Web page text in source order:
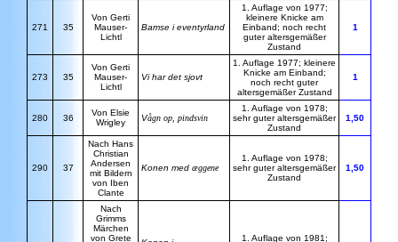
271 35
Von Gerti
Mauser-
Lichtl
Bamse i eventyrland
1. Auflage von 1977;
kleinere Knicke am
Einband; noch recht
guter altersgemäßer
Zustand
1
273 35
Von Gerti
Mauser-
Lichtl
Vi har det sjovt
1. Auflage 1977; kleinere
Knicke am Einband;
noch recht guter
altersgemäßer Zustand
1
280 36
Von Elsie
Wrigley
Vågn op, pindsvin
1. Auflage von 1978;
sehr guter altersgemäßer
Zustand
1,50
290 37
Nach Hans
Christian
Andersen
mit Bildern
von Iben
Clante
Konen med æggene
1. Auflage von 1978;
sehr guter altersgemäßer
Zustand
1,50
Nach
Grimms
Märchen
von Grete
1. Auflage von 1981;